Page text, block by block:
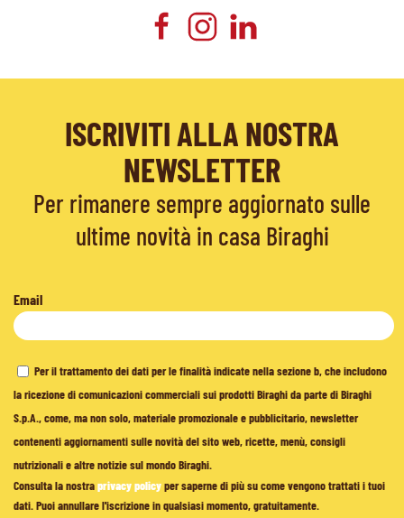
ISCRIVITI ALLA NOSTRA
NEWSLETTER
Per rimanere sempre aggiornato sulle
ultime novità in casa Biraghi
Email
Per il trattamento dei dati per le finalità indicate nella sezione b, che includono
la ricezione di comunicazioni commerciali sui prodotti Biraghi da parte di Biraghi
S.p.A., come, ma non solo, materiale promozionale e pubblicitario, newsletter
contenenti aggiornamenti sulle novità del sito web, ricette, menù, consigli
nutrizionali e altre notizie sul mondo Biraghi.
Consulta la nostraprivacy policyper saperne di più su come vengono trattati i tuoi
dati. Puoi annullare l'iscrizione in qualsiasi momento, gratuitamente.